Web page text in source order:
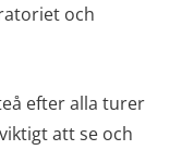
och
efter alla turer
att se och